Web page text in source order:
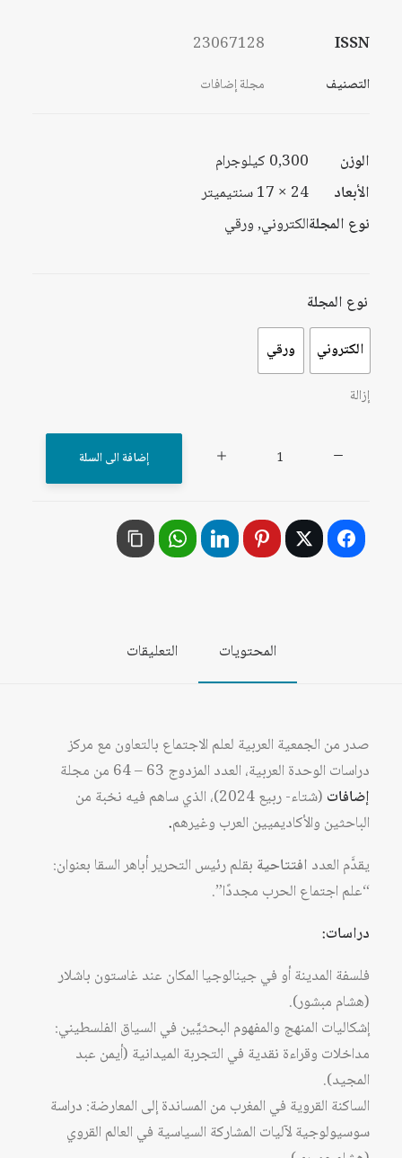
خلال ISSN
23067128
التصنيف مجلة إضافات
الوزن
0,300 كيلوجرام
الأبعاد
24 × 17 سنتيميتر
نوع المجلةالكتروني, ورقي
نوع المجلة
الكتروني ورقي
إزالة
(المجلة
العربية
2024
إضافة الى السلة
المحتويات التعليقات
صدر من الجمعية العربية لعلم الاجتماع بالتعاون مع مركز
دراسات الوحدة العربية، العدد المزدوج 63 – 64 من مجلة
إضافات
(شتاء- ربيع 2024)، الذي ساهم فيه نخبة من
الباحثين والأكاديميين العرب وغيرهم.
يقدَّم العدد افتتاحية بقلم رئيس التحرير أباهر السقا بعنوان:
“علم اجتماع الحرب مجددًا”.
دراسات:
فلسفة المدينة أو في جينالوجيا المكان عند غاستون باشلار
(هشام مبشور).
إشكاليات المنهج والمفهوم البحثيَّين في السياق الفلسطيني:
مداخلات وقراءة نقدية في التجربة الميدانية (أيمن عبد
المجيد).
الساكنة القروية في المغرب من المساندة إلى المعارضة: دراسة
سوسيولوجية لآليات المشاركة السياسية في العالم القروي